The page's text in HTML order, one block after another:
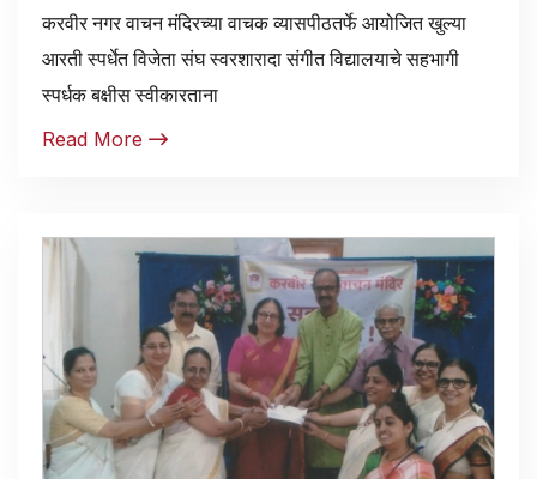
करवीर नगर वाचन मंदिरच्या वाचक व्यासपीठतर्फे आयोजित खुल्या
आरती स्पर्धेत विजेता संघ स्वरशारादा संगीत विद्यालयाचे सहभागी
स्पर्धक बक्षीस स्वीकारताना
Read More